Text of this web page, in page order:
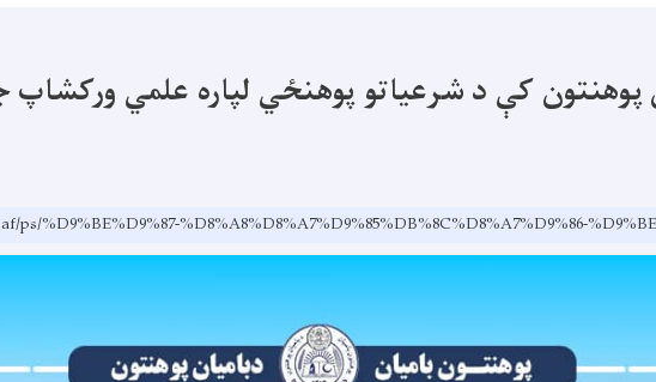
پوهنتون کې د شرعیاتو پوهنځي لپاره علمي
ps/%D9%BE%D9%87-%D8%A8%D8%A7%D9%85%DB%8C%D8%A7%D9%86-